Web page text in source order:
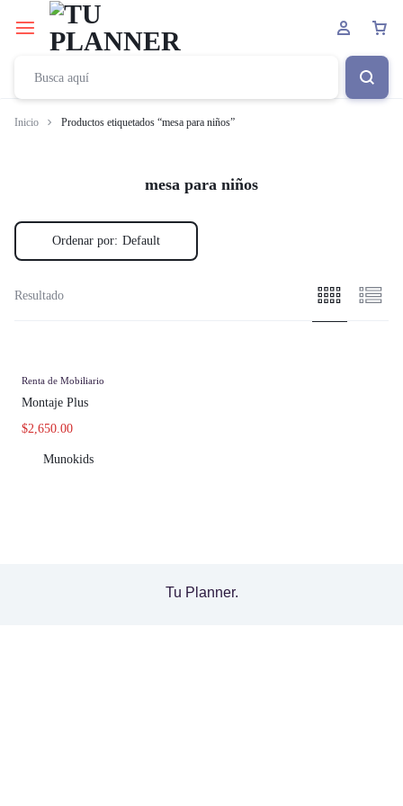
Inicio Productos etiquetados “mesa para niños”
mesa para niños
Ordenar por: Default
Resultado
Renta de Mobiliario
Montaje Plus
$2,650.00
Munokids
Tu Planner.